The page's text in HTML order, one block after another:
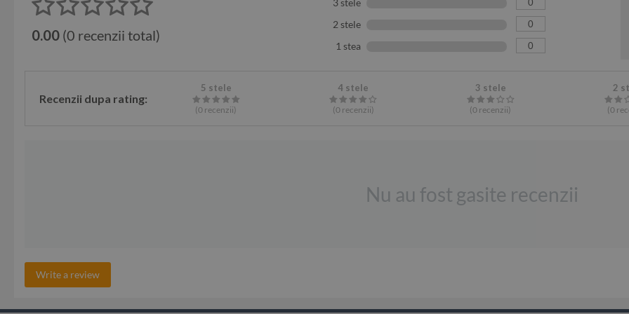
0.00 (0 recenzii total)
3 stele
2 stele 0
1 stea 0
Recenzii dupa rating:
5 stele
(0 recenzii)
4 stele
(0recenzii)
3 stele
(0 recenzii)
2
(0
Nu au fost gasite recenzii
Write a review